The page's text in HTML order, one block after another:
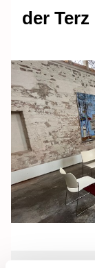
der Terz